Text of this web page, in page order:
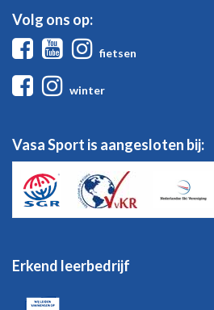
Volg ons op:
FacebookYoutube
fietsen
Facebook
winter
Vasa Sport is aangesloten bij:
Erkend leerbedrijf